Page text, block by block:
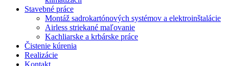
Stavebné práce
Montáž sadrokartónových systémov a elektroinštalácie
Airless striekané maľovanie
Kachliarske a krbárske práce
Čistenie kúrenia
Realizácie
Kontakt